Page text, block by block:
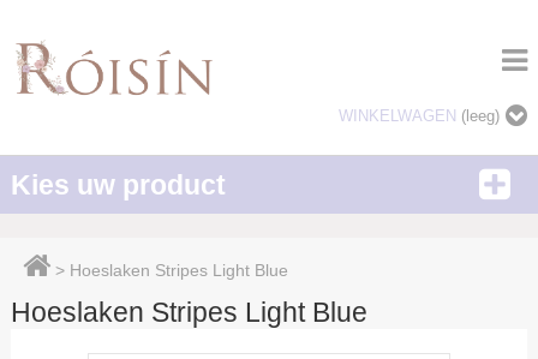
WINKELWAGEN (leeg)
Kies uw product
> Hoeslaken Stripes Light Blue
Hoeslaken Stripes Light Blue